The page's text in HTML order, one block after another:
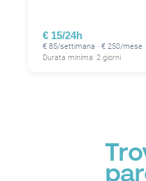
€ 15/24h
€ 85/settimana · € 250/mese
Durata minima: 2 giorni